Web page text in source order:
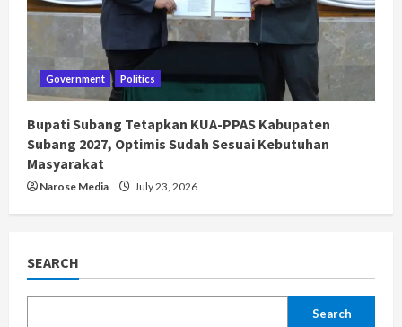
Government Politics
Bupati Subang Tetapkan KUA-PPAS Kabupaten
Subang 2027, Optimis Sudah Sesuai Kebutuhan
Masyarakat
Narose Media July 23, 2026
SEARCH
Search